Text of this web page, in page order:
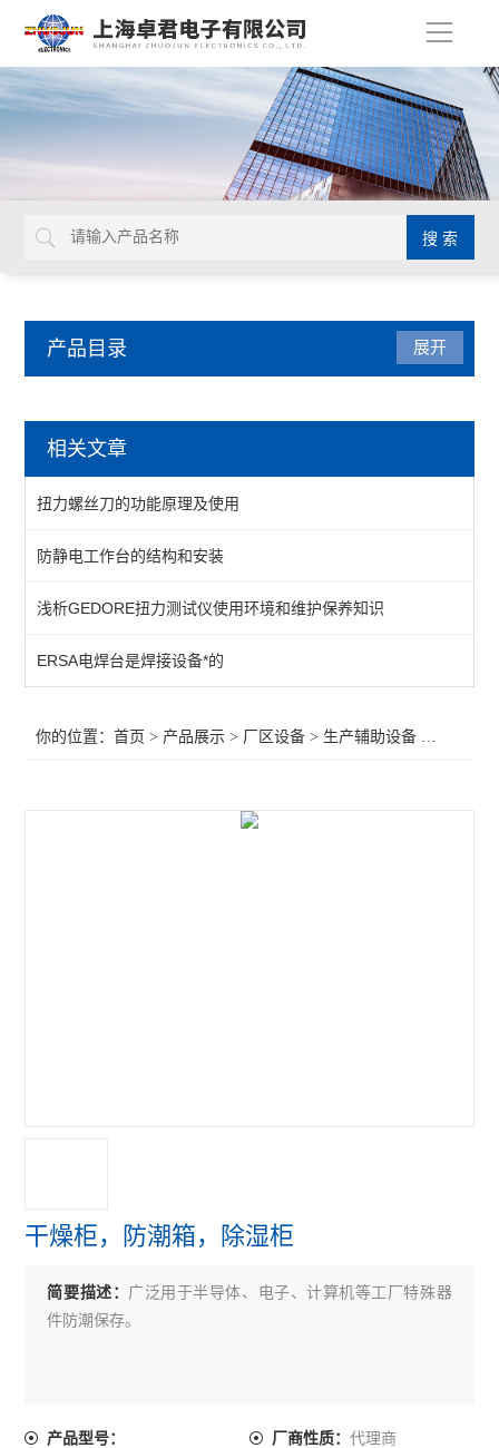
导
产品目录
工作台
生产辅助设备
零件箱
工具车/柜
超声波清洗机
查看全部 >>
展开
相关文章
扭力螺丝刀的功能原理及使用
防静电工作台的结构和安装
浅析GEDORE扭力测试仪使用环境和维护保养知识
ERSA电焊台是焊接设备*的
你的位置：首页 > 产品展示 > 厂区设备 > 生产辅助设备
干燥柜，防潮箱，除湿柜
简要描述： 广泛用于半导体、电子、计算机等工厂特殊器
件防潮保存。
产品型号： 厂商性质： 代理商